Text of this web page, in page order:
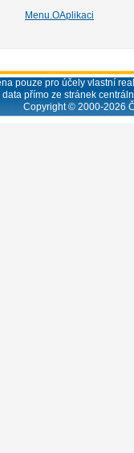
Menu.OAplikaci
pouze pro účely vlastní
data přímo ze stránek
Copyright © 2000-2026